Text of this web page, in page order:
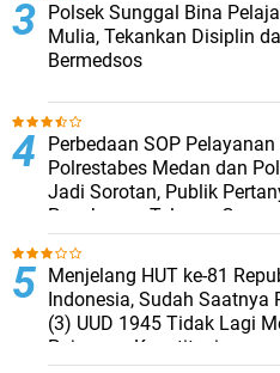
Polsek Sunggal Bina
Mulia, Tekankan Disiplin
Bermedsos
Perbedaan SOP
Polrestabes Medan dan
Jadi Sorotan, Publik
Penahanan Telepon
Menjelang HUT ke-81
Indonesia, Sudah Saatnya
(3) UUD 1945 Tidak Lagi
Pajangan Konstitusi